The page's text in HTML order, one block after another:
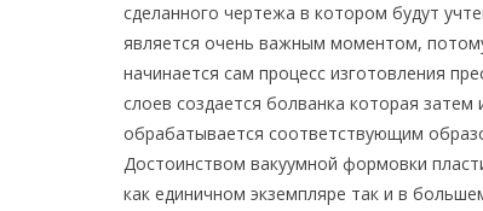
сделанного чертежа в котором будут
является очень важным моментом,
начинается сам процесс изготовления
слоев создается болванка которая
обрабатывается соответствующим
Достоинством вакуумной формовки
как единичном экземпляре так и в